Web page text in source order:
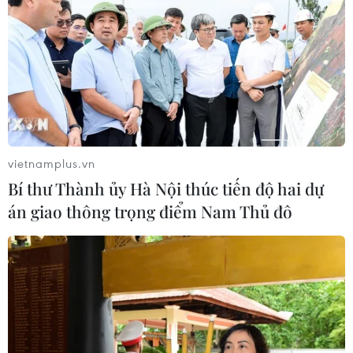
trẻ em thiệt mạng trong 300 ngày
qua
06/08/2026 22:56
Nước thải từ máy bay có thể giúp
phát hiện sớm nguy cơ đại dịch
Xem thêm
CƠ QUAN CHỦ QUẢN: THÔNG TẤN XÃ VIỆT NAM
vietnamplus.vn
Bí thư Thành ủy Hà Nội thúc tiến độ hai dự
án giao thông trọng điểm Nam Thủ đô